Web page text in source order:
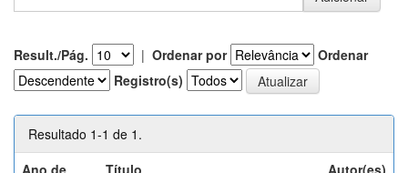
Result./Pág. | Ordenar por
Ordenar
Registro(s)
Resultado 1-1 de 1.
Ano de
Título Autor(es)